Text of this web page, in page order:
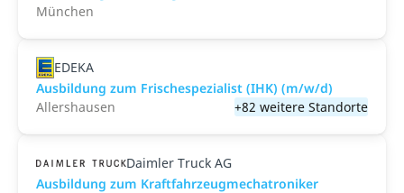
München
EDEKA
Ausbildung zum Frischespezialist (IHK) (m/w/d)
Allershausen
+82 weitere Standorte
Daimler Truck AG
Ausbildung zum Kraftfahrzeugmechatroniker